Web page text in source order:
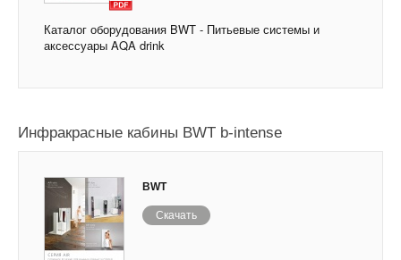
Каталог оборудования BWT - Питьевые системы и
аксессуары AQA drink
Инфракрасные кабины BWT b-intense
BWT
Скачать